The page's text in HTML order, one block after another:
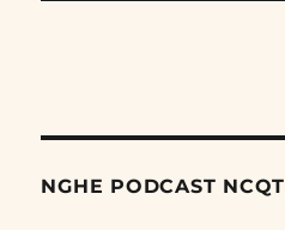
NGHE PODCAST NCQT